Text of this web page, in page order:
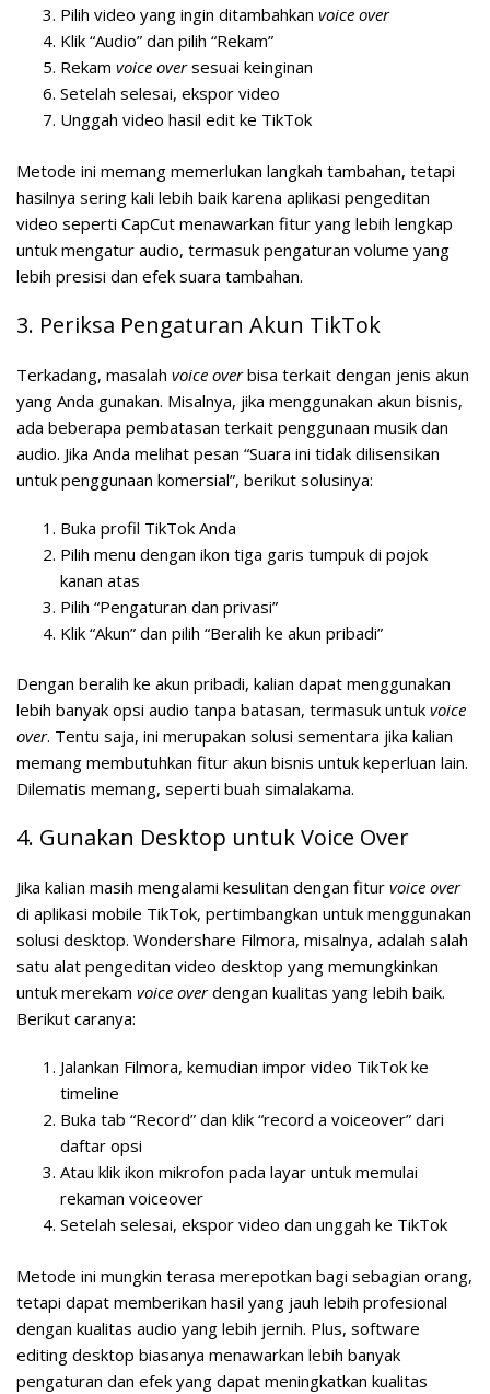
Pilih video yang ingin ditambahkan voice over
Klik “Audio” dan pilih “Rekam”
Rekam voice oversesuai keinginan
Setelah selesai, ekspor video
Unggah video hasil edit ke TikTok
Metode ini memang memerlukan langkah tambahan, tetapi
hasilnya sering kali lebih baik karena aplikasi pengeditan
video seperti CapCut menawarkan fitur yang lebih lengkap
untuk mengatur audio, termasuk pengaturan volume yang
lebih presisi dan efek suara tambahan.
3. Periksa Pengaturan Akun TikTok
Terkadang, masalah voice overbisa terkait dengan jenis akun
yang Anda gunakan. Misalnya, jika menggunakan akun bisnis,
ada beberapa pembatasan terkait penggunaan musik dan
audio. Jika Anda melihat pesan “Suara ini tidak dilisensikan
untuk penggunaan komersial”, berikut solusinya:
Buka profil TikTok Anda
Pilih menu dengan ikon tiga garis tumpuk di pojok
kanan atas
Pilih “Pengaturan dan privasi”
Klik “Akun” dan pilih “Beralih ke akun pribadi”
Dengan beralih ke akun pribadi, kalian dapat menggunakan
lebih banyak opsi audio tanpa batasan, termasuk untuk voice
over. Tentu saja, ini merupakan solusi sementara jika kalian
memang membutuhkan fitur akun bisnis untuk keperluan lain.
Dilematis memang, seperti buah simalakama.
4. Gunakan Desktop untuk Voice Over
Jika kalian masih mengalami kesulitan dengan fitur voice over
di aplikasi mobile TikTok, pertimbangkan untuk menggunakan
solusi desktop. Wondershare Filmora, misalnya, adalah salah
satu alat pengeditan video desktop yang memungkinkan
untuk merekam voice overdengan kualitas yang lebih baik.
Berikut caranya:
Jalankan Filmora, kemudian impor video TikTok ke
timeline
Buka tab “Record” dan klik “record a voiceover” dari
daftar opsi
Atau klik ikon mikrofon pada layar untuk memulai
rekaman voiceover
Setelah selesai, ekspor video dan unggah ke TikTok
Metode ini mungkin terasa merepotkan bagi sebagian orang,
tetapi dapat memberikan hasil yang jauh lebih profesional
dengan kualitas audio yang lebih jernih. Plus, software
editing desktop biasanya menawarkan lebih banyak
pengaturan dan efek yang dapat meningkatkan kualitas